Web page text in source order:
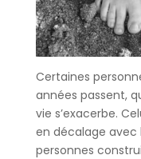
Certaines
années passent,
vie s’exacerbe.
en décalage
personnes